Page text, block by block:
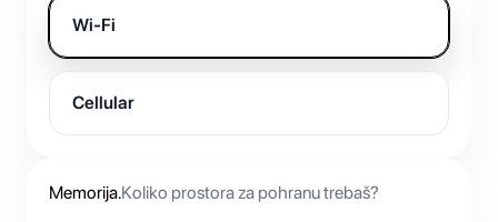
Wi-Fi
Cellular
Memorija.Koliko prostora za pohranu trebaš?